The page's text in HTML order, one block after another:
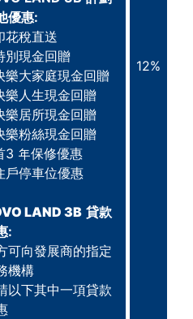
優惠:
花稅直送
別現金回贈
樂大家庭現金回贈
樂人生現金回贈
樂居所現金回贈
樂粉絲現金回贈
3 年保修優惠
戶停車位優惠
LAND 3B 貸款
:
可向發展商的指定
機構
以下其中一項貸款
12%